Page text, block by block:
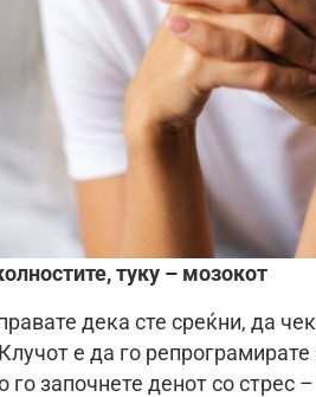
туку – мозокот
дека сте среќни, да
е да го
го започнете денот со стрес